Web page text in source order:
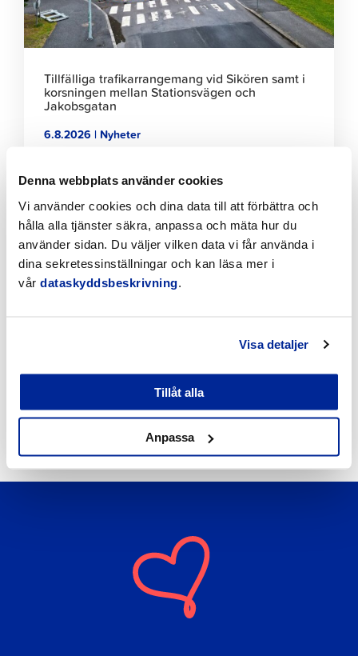
Denna webbplats använder cookies
Vi använder cookies och dina data till att förbättra och
hålla alla tjänster säkra, anpassa och mäta hur du
använder sidan. Du väljer vilken data vi får använda i
dina sekretessinställningar och kan läsa mer i
vår dataskyddsbeskrivning
Visa detaljer
Tillåt alla
Anpassa
Tillfälliga trafikarrangemang vid Sikören samt i
korsningen mellan Stationsvägen och
Jakobsgatan
6.8.2026 | Nyheter
Klicka
att
läsa
artikeln
Förbättringar på Gamla hamnens och Fäbodas
stränder med hjälp av invånarbudgeten
6.8.2026 | Nyheter